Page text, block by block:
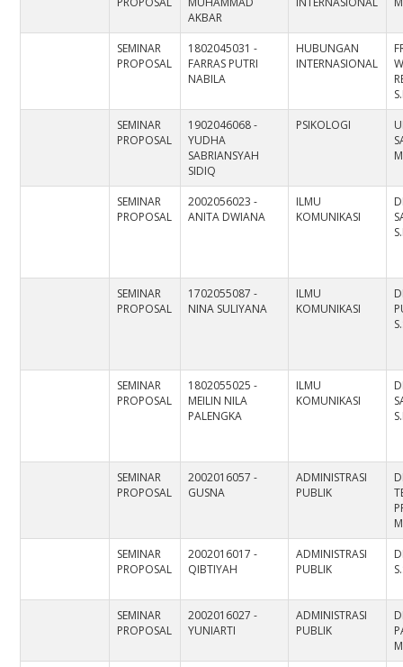
AKBAR
SEMINAR
PROPOSAL
1802045031 -
FARRAS PUTRI
NABILA
HUBUNGAN
INTERNASIONAL
SEMINAR
PROPOSAL
1902046068 -
YUDHA
SABRIANSYAH
SIDIQ
PSIKOLOGI
SEMINAR
PROPOSAL
2002056023 -
ANITA DWIANA
ILMU
KOMUNIKASI
SEMINAR
PROPOSAL
1702055087 -
NINA SULIYANA
ILMU
KOMUNIKASI
SEMINAR
PROPOSAL
1802055025 -
MEILIN NILA
PALENGKA
ILMU
KOMUNIKASI
SEMINAR
PROPOSAL
2002016057 -
GUSNA
ADMINISTRASI
PUBLIK
SEMINAR
PROPOSAL
2002016017 -
QIBTIYAH
ADMINISTRASI
PUBLIK
SEMINAR
PROPOSAL
2002016027 -
YUNIARTI
ADMINISTRASI
PUBLIK